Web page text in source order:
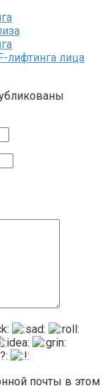
лифтинга лица
почты в этом